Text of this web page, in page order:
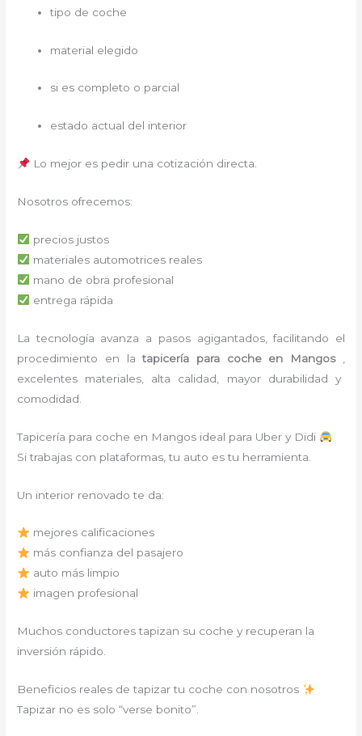
tipo de coche
material elegido
si es completo o parcial
estado actual del interior
Lo mejor es pedir una cotización directa.
Nosotros ofrecemos:
precios justos
materiales automotrices reales
mano de obra profesional
entrega rápida
La tecnología avanza a pasos agigantados, facilitando el
procedimiento en latapicería para coche en Mangos
excelentes materiales, alta calidad, mayor durabilidad y
comodidad.
Tapicería para coche en Mangos ideal para Uber y Didi
Si trabajas con plataformas, tu auto es tu herramienta.
Un interior renovado te da:
mejores calificaciones
más confianza del pasajero
auto más limpio
imagen profesional
Muchos conductores tapizan su coche y recuperan la
inversión rápido.
Beneficios reales de tapizar tu coche con nosotros
Tapizar no es solo “verse bonito”.